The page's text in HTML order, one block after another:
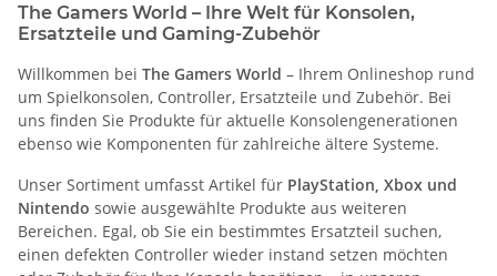
The Gamers World – Ihre Welt für Konsolen,
Ersatzteile und Gaming-Zubehör
Willkommen bei The Gamers World – Ihrem Onlineshop rund
um Spielkonsolen, Controller, Ersatzteile und Zubehör. Bei
uns finden Sie Produkte für aktuelle Konsolengenerationen
ebenso wie Komponenten für zahlreiche ältere Systeme.
Unser Sortiment umfasst Artikel für PlayStation, Xbox und
Nintendo sowie ausgewählte Produkte aus weiteren
Bereichen. Egal, ob Sie ein bestimmtes Ersatzteil suchen,
einen defekten Controller wieder instand setzen möchten